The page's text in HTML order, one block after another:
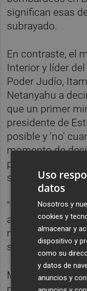
significan esas
subrayado.
En contraste, el
Interior y líder
Poder Judío,
Netanyahu a
que un primer
presidente de
posible y 'no'
momento de
presidente
sociales.
"Es el momento
atacar a
nuestros
seguridad del
Mientras, desde
Uso
datos
Nosotros y
cookies y
almacenar y
dispositivo y
como su
y datos de
anuncios y